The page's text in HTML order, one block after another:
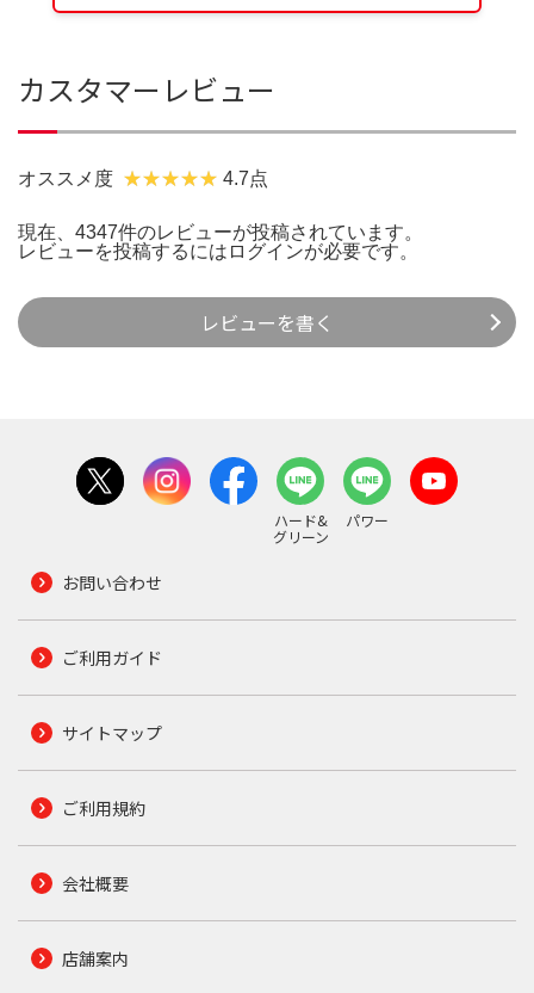
カスタマーレビュー
オススメ度 4.7点
現在、4347件のレビューが投稿されています。
レビューを投稿するには ログインが必要です。
レビューを書く
ハード&
グリーン
パワー
お問い合わせ
ご利用ガイド
サイトマップ
ご利用規約
会社概要
店舗案内